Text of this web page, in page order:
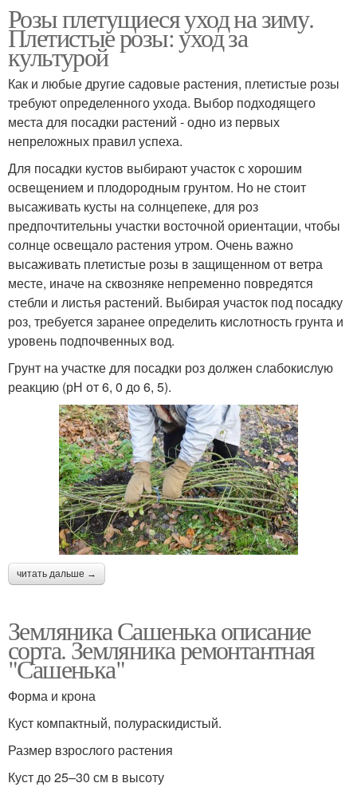
Розы плетущиеся уход на зиму.
Плетистые розы: уход за
культурой
Как и любые другие садовые растения, плетистые розы
требуют определенного ухода. Выбор подходящего
места для посадки растений - одно из первых
непреложных правил успеха.
Для посадки кустов выбирают участок с хорошим
освещением и плодородным грунтом. Но не стоит
высаживать кусты на солнцепеке, для роз
предпочтительны участки восточной ориентации, чтобы
солнце освещало растения утром. Очень важно
высаживать плетистые розы в защищенном от ветра
месте, иначе на сквозняке непременно повредятся
стебли и листья растений. Выбирая участок под посадку
роз, требуется заранее определить кислотность грунта и
уровень подпочвенных вод.
Грунт на участке для посадки роз должен слабокислую
реакцию (рН от 6, 0 до 6, 5).
читать дальше →
Земляника Сашенька описание
сорта. Земляника ремонтантная
"Сашенька"
Форма и крона
Куст компактный, полураскидистый.
Размер взрослого растения
Куст до 25–30 см в высоту